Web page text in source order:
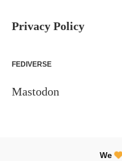
Privacy Policy
FEDIVERSE
Mastodon
We